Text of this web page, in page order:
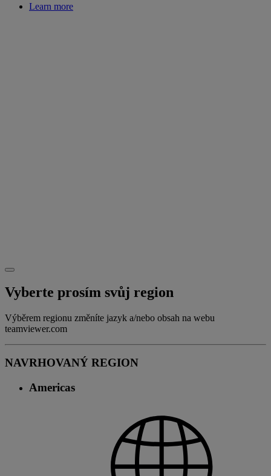
Learn more
Vyberte prosím svůj region
Výběrem regionu změníte jazyk a/nebo obsah na webu
teamviewer.com
NAVRHOVANÝ REGION
Americas